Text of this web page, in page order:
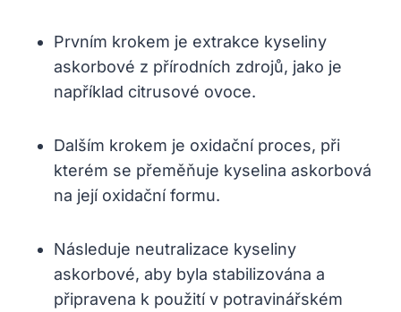
Prvním krokem je extrakce kyseliny
askorbové z přírodních zdrojů, jako je
například citrusové ovoce.
Dalším krokem je oxidační proces, při
kterém se přeměňuje kyselina askorbová
na její oxidační formu.
Následuje neutralizace kyseliny
askorbové, aby byla stabilizována a
připravena k použití v potravinářském